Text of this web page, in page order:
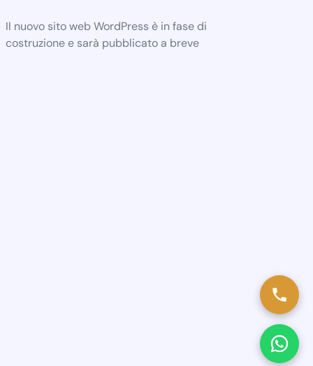
Il nuovo sito web WordPress è in fase di
costruzione e sarà pubblicato a breve